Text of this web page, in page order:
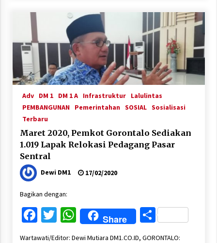
Adv DM 1 DM 1 A Infrastruktur
Lalulintas
PEMBANGUNAN
Pemerintahan SOSIAL Sosialisasi
Terbaru
Maret 2020, Pemkot Gorontalo Sediakan
1.019 Lapak Relokasi Pedagang Pasar
Sentral
Dewi DM1 17/02/2020
Bagikan dengan:
Facebook
Twitter
WhatsApp
Share Share
Wartawati/Editor: Dewi Mutiara DM1.CO.ID, GORONTALO: